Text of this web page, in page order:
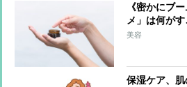
《密かにブ
メ」は何が
ちが選んだ逸
美容
保湿ケア、